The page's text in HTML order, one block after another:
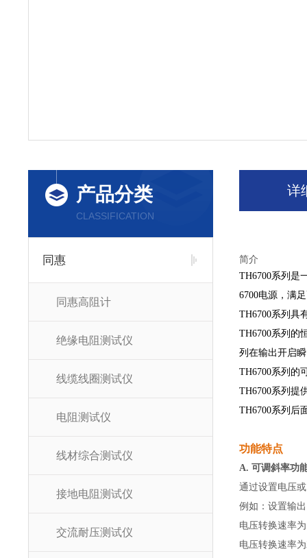
产品分类
CLASSIFICATION
同惠
同惠高阻计
绝缘电阻测试仪
线缆线圈测试仪
电阻测试仪
线材综合测试仪
接地电阻测试仪
交流耐压测试仪
详
简介
TH6700系列是
6700电源，满
TH6700系列具
TH6700系列的
列在输出开启
TH6700系列的
TH6700系列提
TH6700系列后
功能特点
A. 可调斜率功
通过设置电压
例如：设置输
电压转换速率
电压转换速率